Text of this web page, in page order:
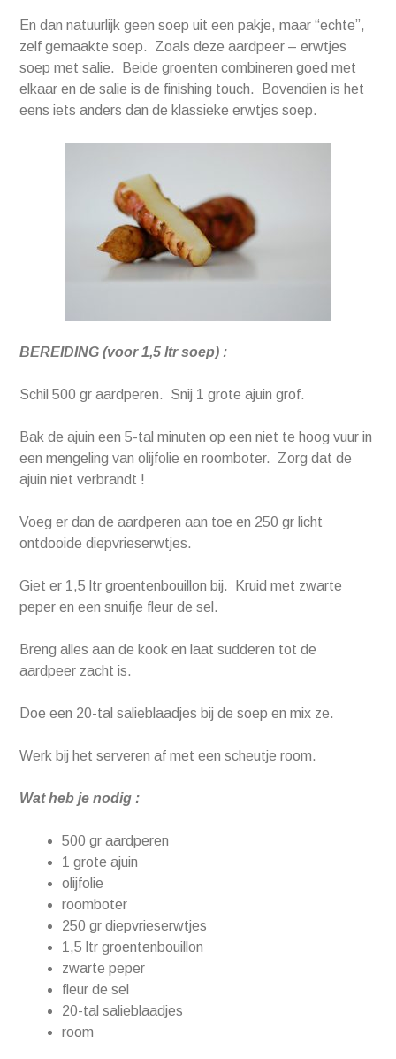
En dan natuurlijk geen soep uit een pakje, maar “echte”,
zelf gemaakte soep. Zoals deze aardpeer – erwtjes
soep met salie. Beide groenten combineren goed met
elkaar en de salie is de finishing touch. Bovendien is het
eens iets anders dan de klassieke erwtjes soep.
BEREIDING (voor 1,5 ltr soep) :
Schil 500 gr aardperen. Snij 1 grote ajuin grof.
Bak de ajuin een 5-tal minuten op een niet te hoog vuur in
een mengeling van olijfolie en roomboter. Zorg dat de
ajuin niet verbrandt !
Voeg er dan de aardperen aan toe en 250 gr licht
ontdooide diepvrieserwtjes.
Giet er 1,5 ltr groentenbouillon bij. Kruid met zwarte
peper en een snuifje fleur de sel.
Breng alles aan de kook en laat sudderen tot de
aardpeer zacht is.
Doe een 20-tal salieblaadjes bij de soep en mix ze.
Werk bij het serveren af met een scheutje room.
Wat heb je nodig :
500 gr aardperen
1 grote ajuin
olijfolie
roomboter
250 gr diepvrieserwtjes
1,5 ltr groentenbouillon
zwarte peper
fleur de sel
20-tal salieblaadjes
room